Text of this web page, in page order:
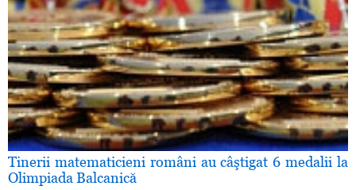
Tinerii matematicieni români au câştigat 6 medalii la
Olimpiada Balcanică